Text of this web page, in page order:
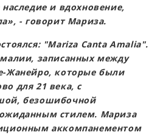
и вдохновение,
- говорит Мариза.
"Mariza Canta Amalia".
записанных между
Жанейро, которые были
для 21 века, с
безошибочной
стилем. Мариза
аккомпанементом